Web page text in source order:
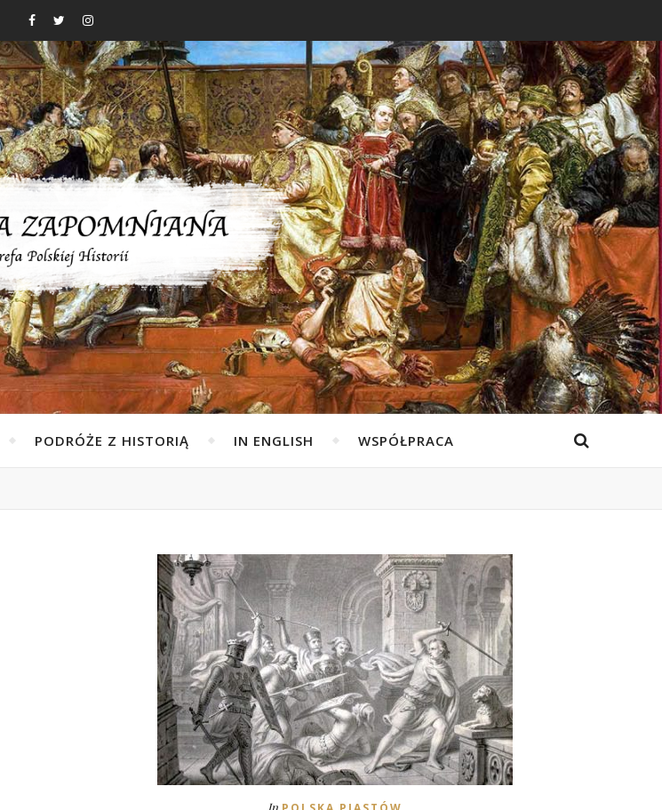
PODRÓŻE Z HISTORIĄ IN ENGLISH WSPÓŁPRACA
In